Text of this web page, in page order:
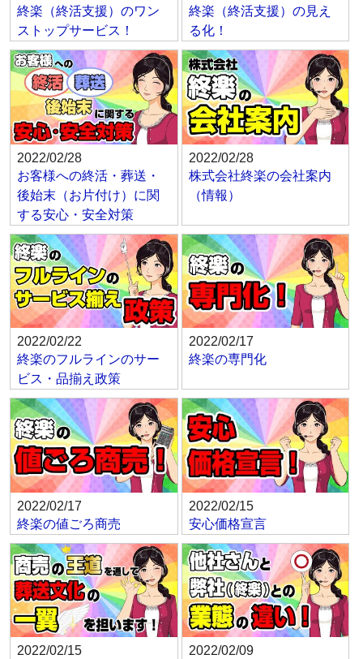
終楽（終活支援）のワン
ストップサービス！
終楽（終活支援）の見え
る化！
2022/02/28
お客様への終活・葬送・
後始末（お片付け）に関
する安心・安全対策
2022/02/28
株式会社終楽の会社案内
（情報）
2022/02/22
終楽のフルラインのサー
ビス・品揃え政策
2022/02/17
終楽の専門化
2022/02/17
終楽の値ごろ商売
2022/02/15
安心価格宣言
2022/02/15
2022/02/09